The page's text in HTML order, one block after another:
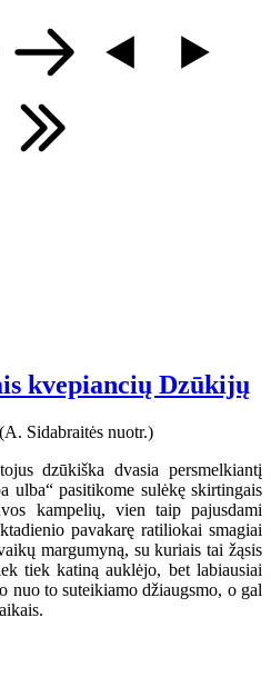
kvepiancių Dzūkijų
dzūkiška dvasia persmelkiantį
ulba“ pasitikome sulėkę skirtingais
kampelių, vien taip pajusdami
pavakarę ratiliokai smagiai
margumyną, su kuriais tai žąsis
tiek katiną auklėjo, bet labiausiai
nuo to suteikiamo džiaugsmo, o gal